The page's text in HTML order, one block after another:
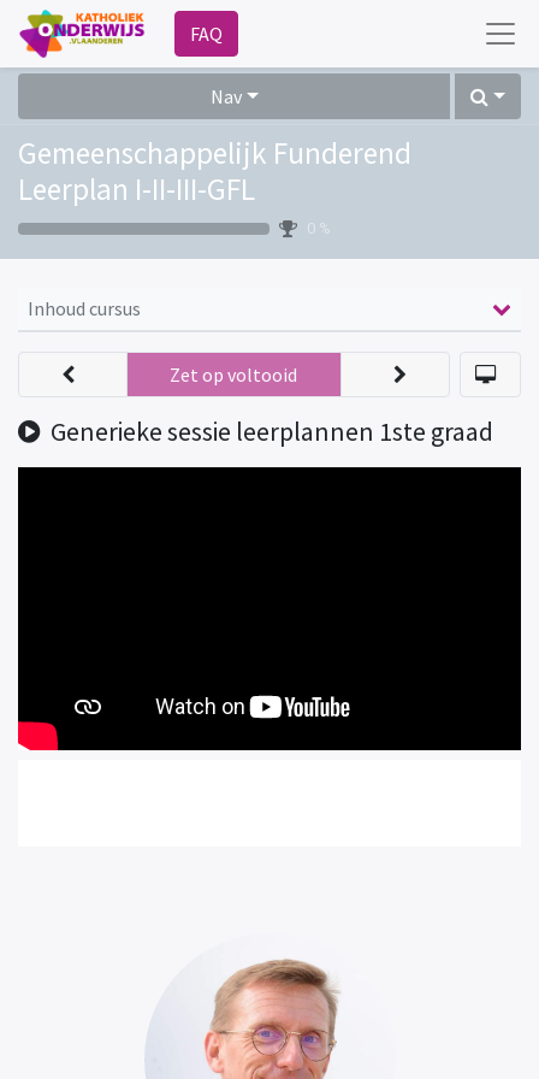
FAQ
Nav
Gemeenschappelijk Funderend
Leerplan I-II-III-GFL
0 %
Inhoud cursus
Generieke sessie leerplannen 1ste graad
Zet op voltooid